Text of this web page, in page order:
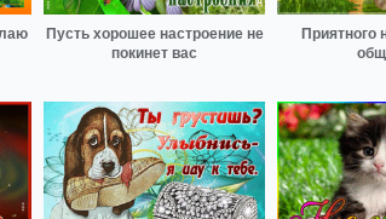
Пусть хорошее настроение не
покинет вас
Приятного